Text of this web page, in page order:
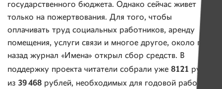
государственного бюджета. Однако сейчас живет
только на пожертвования. Для того, чтобы
оплачивать труд социальных работников, аренду
помещения, услуги связи и многое другое, около года
назад журнал «Имена» открыл сбор средств. В
поддержку проекта читатели собрали уже 8121 рубль
из 39 468 рублей, необходимых для годовой работы